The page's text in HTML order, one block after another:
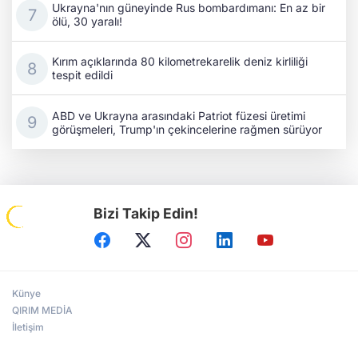
Ukrayna'nın güneyinde Rus bombardımanı: En az bir
ölü, 30 yaralı!
Kırım açıklarında 80 kilometrekarelik deniz kirliliği
tespit edildi
ABD ve Ukrayna arasındaki Patriot füzesi üretimi
görüşmeleri, Trump'ın çekincelerine rağmen sürüyor
Bizi Takip Edin!
Künye
QIRIM MEDİA
İletişim